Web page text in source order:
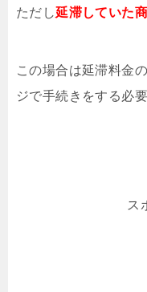
ただし延滞していた
この場合は延滞料金
ジで手続きをする必
ス